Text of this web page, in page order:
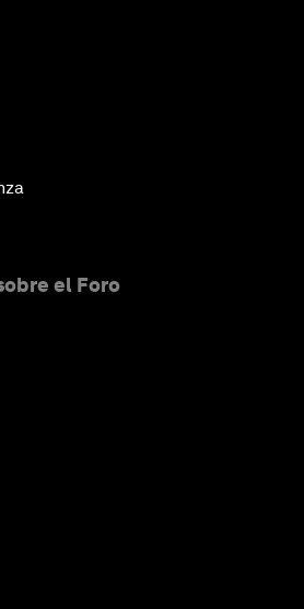
el Foro